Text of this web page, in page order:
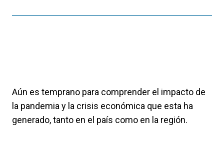
Aún es temprano para comprender el impacto de
la pandemia y la crisis económica que esta ha
generado, tanto en el país como en la región.